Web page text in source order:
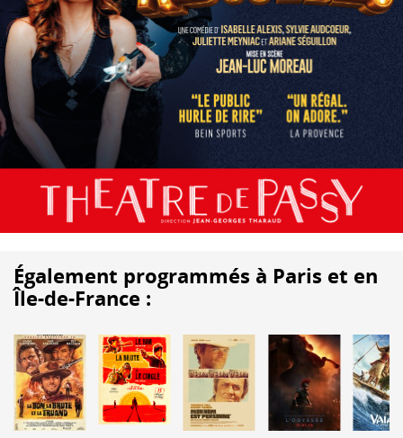
Également programmés à Paris et en
Île-de-France :